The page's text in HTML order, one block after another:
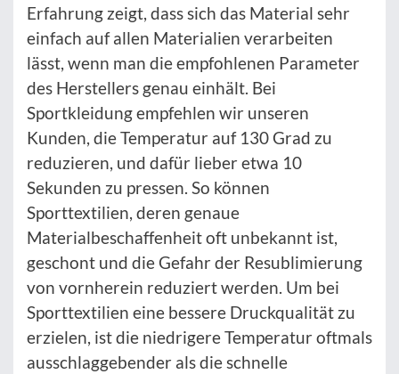
Erfahrung zeigt, dass sich das Material sehr
einfach auf allen Materialien verarbeiten
lässt, wenn man die empfohlenen Parameter
des Herstellers genau einhält. Bei
Sportkleidung empfehlen wir unseren
Kunden, die Temperatur auf 130 Grad zu
reduzieren, und dafür lieber etwa 10
Sekunden zu pressen. So können
Sporttextilien, deren genaue
Materialbeschaffenheit oft unbekannt ist,
geschont und die Gefahr der Resublimierung
von vornherein reduziert werden. Um bei
Sporttextilien eine bessere Druckqualität zu
erzielen, ist die niedrigere Temperatur oftmals
ausschlaggebender als die schnelle